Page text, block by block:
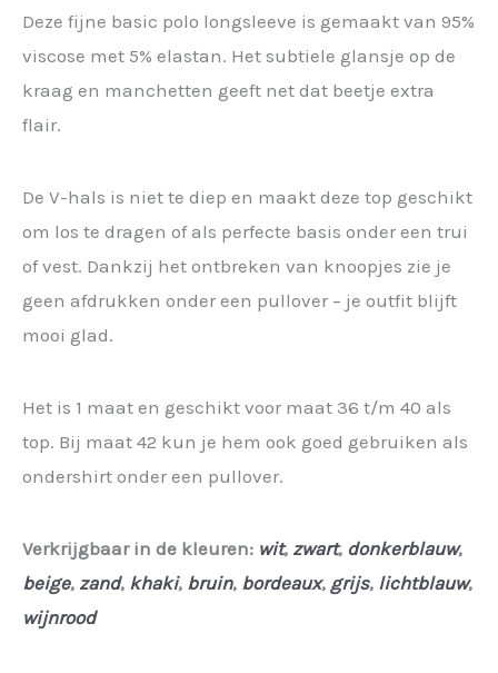
Deze fijne basic polo longsleeve is gemaakt van 95%
viscose met 5% elastan. Het subtiele glansje op de
kraag en manchetten geeft net dat beetje extra
flair.
De V-hals is niet te diep en maakt deze top geschikt
om los te dragen of als perfecte basis onder een trui
of vest. Dankzij het ontbreken van knoopjes zie je
geen afdrukken onder een pullover – je outfit blijft
mooi glad.
Het is 1 maat en geschikt voor maat 36 t/m 40 als
top. Bij maat 42 kun je hem ook goed gebruiken als
ondershirt onder een pullover.
Verkrijgbaar in de kleuren: wit, zwart, donkerblauw,
beige, zand, khaki, bruin, bordeaux, grijs, lichtblauw,
wijnrood